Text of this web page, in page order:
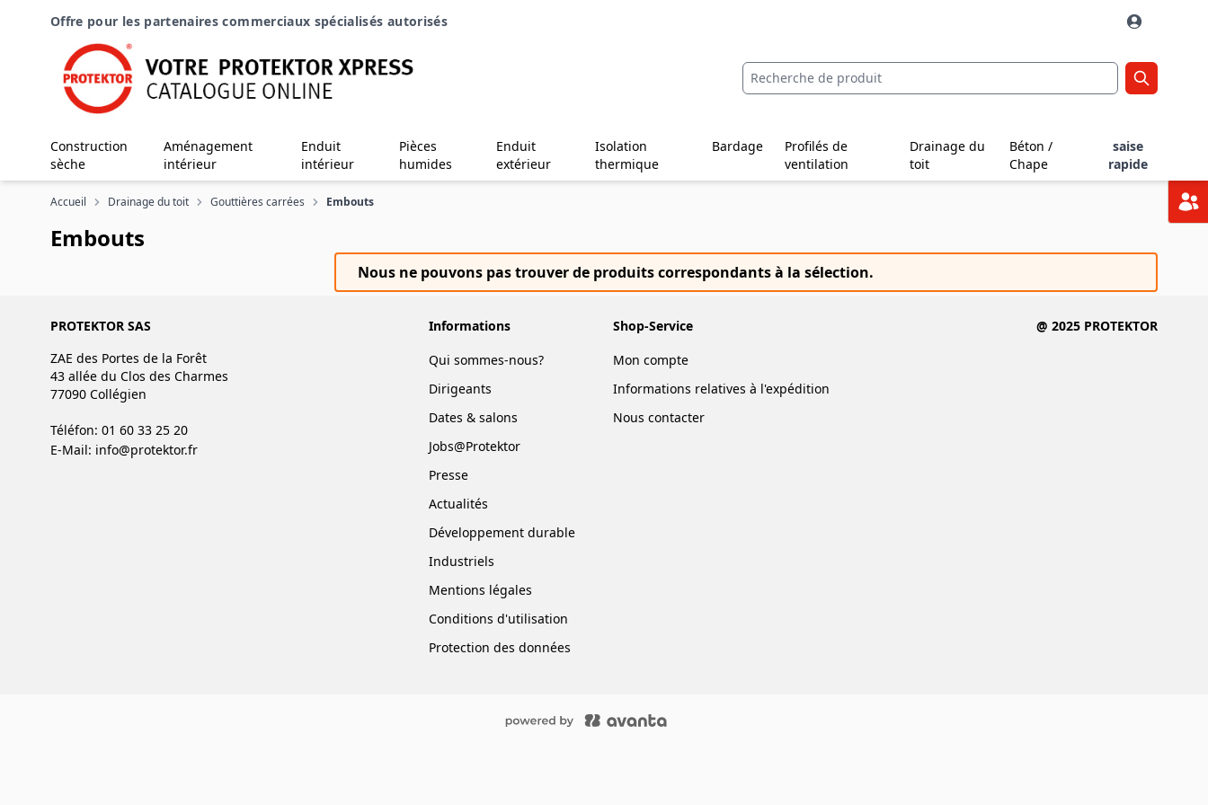
Offre pour les partenaires commerciaux spécialisés autorisés
Construction
sèche
Aménagement
intérieur
Enduit
intérieur
Pièces
humides
Enduit
extérieur
Isolation
thermique
Bardage
Profilés de
ventilation
Drainage du
toit
Béton /
Chape
saise
rapide
Accueil Drainage du toit Gouttières carrées Embouts
Embouts
Nous ne pouvons pas trouver de produits correspondants à la sélection.
PROTEKTOR SAS
ZAE des Portes de la Forêt
43 allée du Clos des Charmes
77090 Collégien
Téléfon: 01 60 33 25 20
E-Mail: info@protektor.fr
Informations
Qui sommes-nous?
Dirigeants
Dates & salons
Jobs@Protektor
Presse
Actualités
Développement durable
Industriels
Mentions légales
Conditions d'utilisation
Protection des données
Shop-Service
Mon compte
Informations relatives à l'expédition
Nous contacter
@ 2025 PROTEKTOR